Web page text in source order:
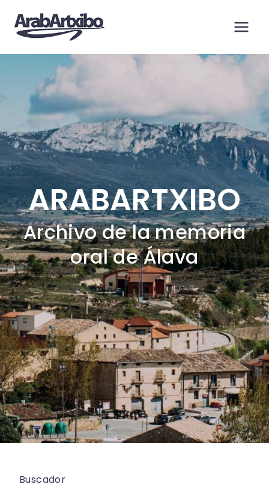
contenido
ARABARTXIBO
Archivo de la memoria
oral de Álava
Buscador